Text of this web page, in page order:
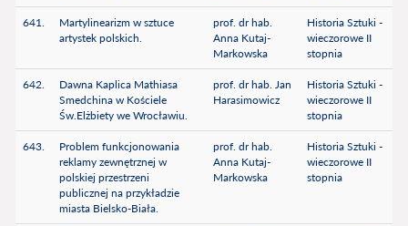
641.
Martylinearizm w sztuce
artystek polskich.
prof. dr hab.
Anna Kutaj-
Markowska
Historia Sztuki -
wieczorowe II
stopnia
642.
Dawna Kaplica Mathiasa
Smedchina w Kościele
Św.Elżbiety we Wrocławiu.
prof. dr hab. Jan
Harasimowicz
Historia Sztuki -
wieczorowe II
stopnia
643.
Problem funkcjonowania
reklamy zewnętrznej w
polskiej przestrzeni
publicznej na przykładzie
miasta Bielsko-Biała.
prof. dr hab.
Anna Kutaj-
Markowska
Historia Sztuki -
wieczorowe II
stopnia